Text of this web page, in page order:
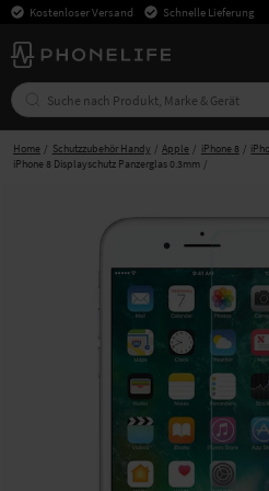
Kostenloser Versand Schnelle Lieferung
Home Schutzzubehör Handy Apple iPhone 8
iPhone 8 Displayschutz Panzerglas 0.3mm